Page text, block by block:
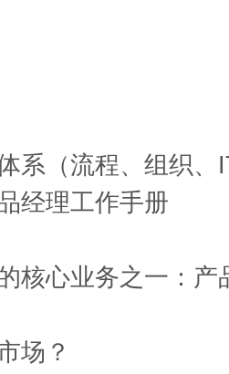
系（流程、组织、
经理工作手册
核心业务之一：产
场？